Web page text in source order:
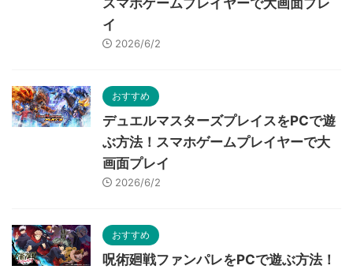
スマホゲームプレイヤーで大画面プレ
イ
2026/6/2
おすすめ
デュエルマスターズプレイスをPCで遊
ぶ方法！スマホゲームプレイヤーで大
画面プレイ
2026/6/2
おすすめ
呪術廻戦ファンパレをPCで遊ぶ方法！